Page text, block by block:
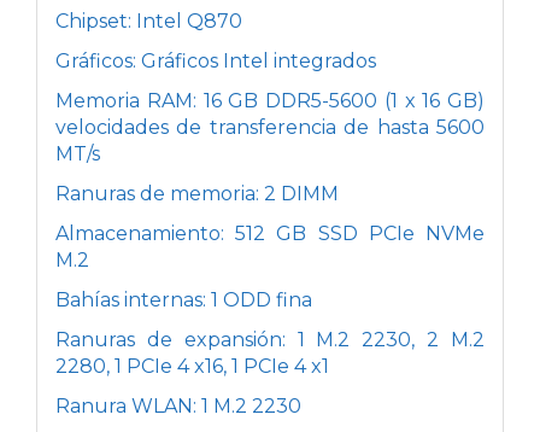
Chipset: Intel Q870
Gráficos: Gráficos Intel integrados
Memoria RAM: 16 GB DDR5-5600 (1 x 16 GB)
velocidades de transferencia de hasta 5600
MT/s
Ranuras de memoria: 2 DIMM
Almacenamiento: 512 GB SSD PCIe NVMe
M.2
Bahías internas: 1 ODD fina
Ranuras de expansión: 1 M.2 2230, 2 M.2
2280, 1 PCIe 4 x16, 1 PCIe 4 x1
Ranura WLAN: 1 M.2 2230